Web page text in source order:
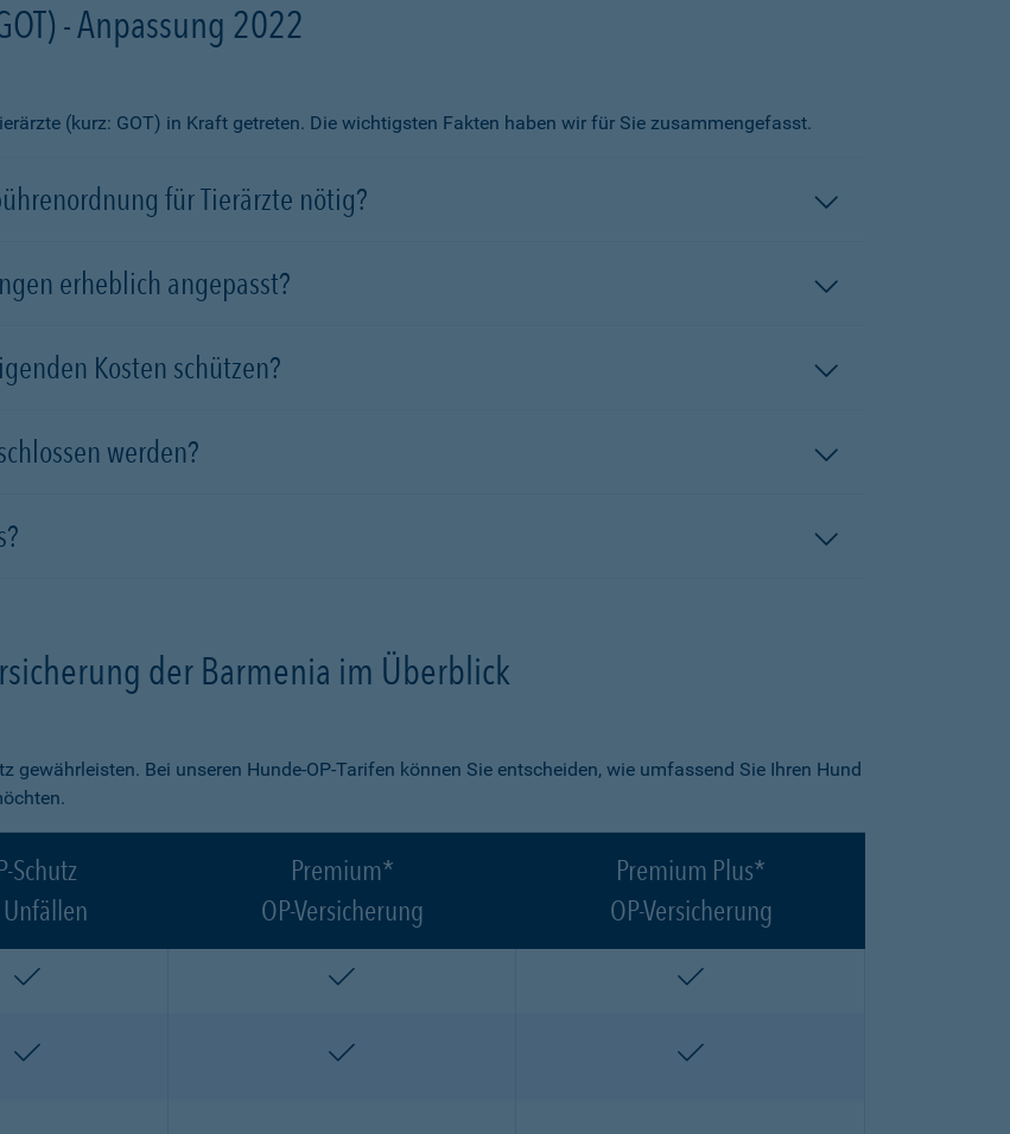
- Anpassung 2022
(kurz: GOT) in Kraft getreten. Die wichtigsten Fakten haben wir für Sie zusammengefasst.
für Tierärzte nötig?
erheblich angepasst?
Kosten schützen?
werden?
der Barmenia im Überblick
gewährleisten. Bei unseren Hunde-OP-Tarifen können Sie entscheiden, wie umfassend Sie Ihren Hund
Schutz
Premium*
OP-Versicherung
Premium Plus*
OP-Versicherung
enthalten enthalten
enthalten enthalten